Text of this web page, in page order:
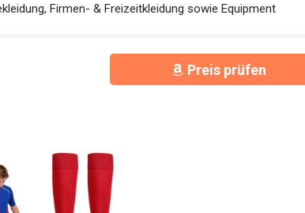
Firmen- & Freizeitkleidung sowie Equipment
Preis prüfen